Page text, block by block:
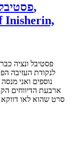
Inisherin,
לנקודת העזיבה
נוספים ואני
ארבעת הדיווחים
סרט שהוא לאו